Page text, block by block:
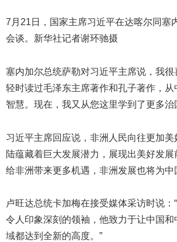
7月21日，国家主席习近平在达喀尔同塞
会谈。新华社记者谢环驰摄
塞内加尔总统萨勒对习近平主席说，我
轻时读过毛泽东主席著作和孔子著作，从
智慧。现在，我又从您这里学到了更多治
习近平主席回应说，非洲人民向往更加
陆蕴藏着巨大发展潜力，展现出美好发
给非洲带来更多机遇，非洲发展也将为中
卢旺达总统卡加梅在接受媒体采访时说：
令人印象深刻的领袖，他致力于让中国和
域都达到全新的高度。”